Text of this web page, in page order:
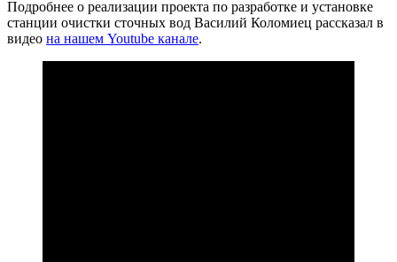
Подробнее о реализации проекта по разработке и установке
станции очистки сточных вод Василий Коломиец рассказал в
видео на нашем Youtube канале.